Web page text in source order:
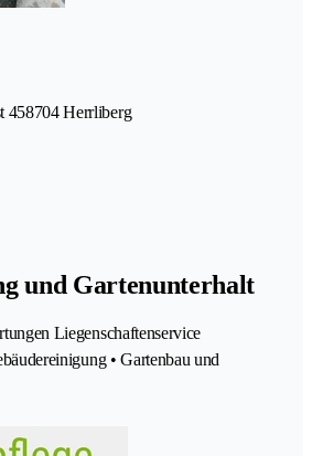
458704 Herrliberg
und Gartenunterhalt
Liegenschaftenservice
• Gartenbau und